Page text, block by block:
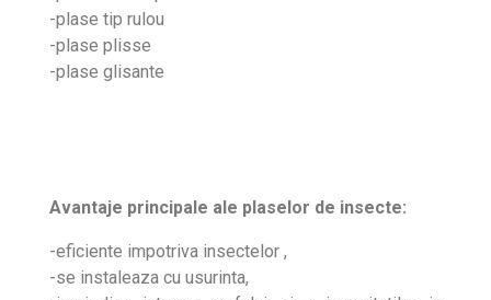
-plase tip rulou
-plase plisse
-plase glisante
Avantaje principale ale plaselor de insecte:
-eficiente impotriva insectelor ,
-se instaleaza cu usurinta,